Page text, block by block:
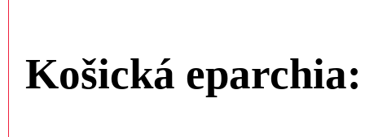
Košická eparchia: